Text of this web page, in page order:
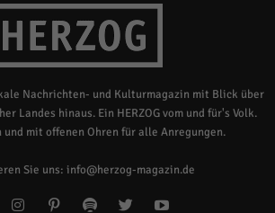
Nachrichten- und Kulturmagazin mit Blick über
Landes hinaus. Ein HERZOG vom und für's Volk.
und mit offenen Ohren für alle Anregungen.
Sie uns: info@herzog-magazin.de